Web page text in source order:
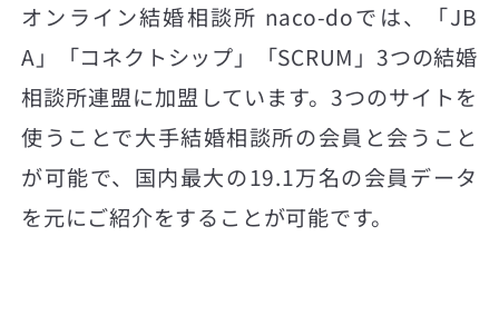
オンライン結婚相談所 naco-doでは、「JB
A」「コネクトシップ」「SCRUM」3つの結婚
相談所連盟に加盟しています。3つのサイトを
使うことで大手結婚相談所の会員と会うこと
が可能で、国内最大の19.1万名の会員データ
を元にご紹介をすることが可能です。